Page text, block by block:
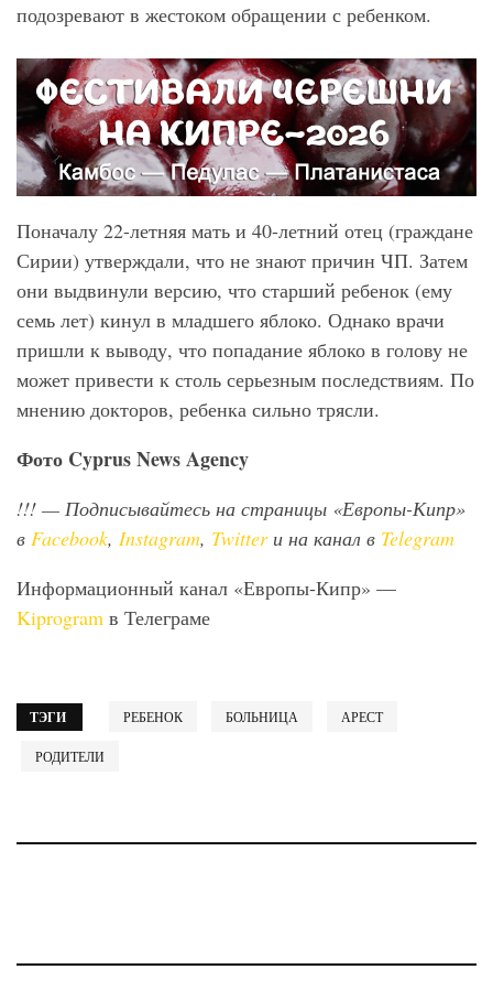
подозревают в жестоком обращении с ребенком.
Поначалу 22-летняя мать и 40-летний отец (граждане
Сирии) утверждали, что не знают причин ЧП. Затем
они выдвинули версию, что старший ребенок (ему
семь лет) кинул в младшего яблоко. Однако врачи
пришли к выводу, что попадание яблоко в голову не
может привести к столь серьезным последствиям. По
мнению докторов, ребенка сильно трясли.
Фото CyprusNewsAgency
!!! — Подписывайтесь на страницы «Европы-Кипр»
в Facebook, Instagram, Twitterи на канал в Telegram
Информационный канал «Европы-Кипр» —
Kiprogram в Телеграме
ТЭГИ РЕБЕНОК БОЛЬНИЦА АРЕСТ
РОДИТЕЛИ